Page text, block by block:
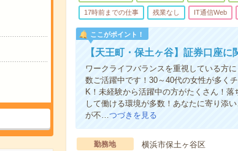
17時前までの仕事 残業なし IT通信Web
ここがポイント！
【天王町・保土ヶ谷】証券口座
ワークライフバランスを重視している方
数ご活躍中です！30～40代の女性が多く
K！未経験から活躍中の方がたくさん！
して働ける環境が多数！あなたに寄り添
が不…つづきを見る
勤務地
横浜市保土ヶ谷区